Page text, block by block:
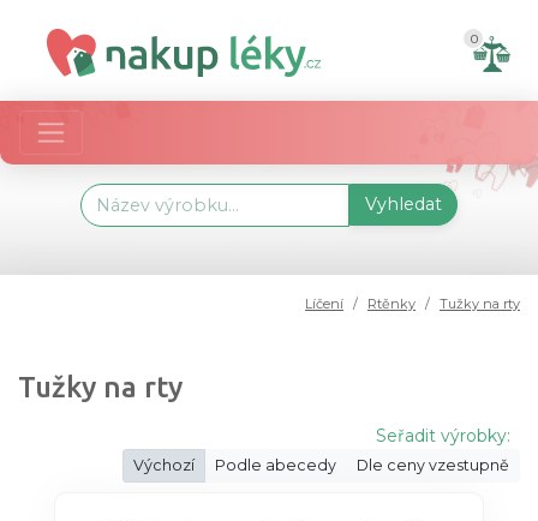
0
Vyhledat
Líčení Rtěnky Tužky na rty
Tužky na rty
Seřadit výrobky:
Výchozí Podle abecedy Dle ceny vzestupně